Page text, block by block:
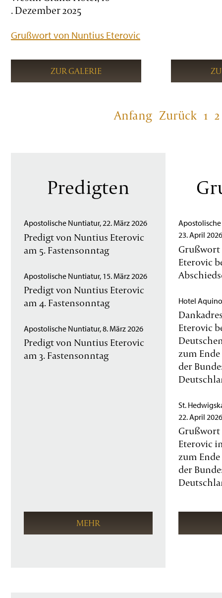
. Dezember 2025
Grußwort von Nuntius Eterovic
ZUR GALERIE
Anfang Zurück 1 2
Predigten
Apostolische Nuntiatur, 22. März 2026
Predigt von Nuntius Eterovic
am 5. Fastensonntag
Apostolische Nuntiatur, 15. März 2026
Predigt von Nuntius Eterovic
am 4. Fastensonntag
Apostolische Nuntiatur, 8. März 2026
Predigt von Nuntius Eterovic
am 3. Fastensonntag
MEHR
23. April
Eterovic
Hotel
Eterovic
zum
der
St.
22. April
Eterovic
zum
der